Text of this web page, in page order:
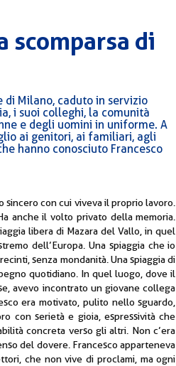
scomparsa di
di Milano, caduto in servizio
i suoi colleghi, la comunità
e degli uomini in uniforme. A
ai genitori, ai familiari, agli
hanno conosciuto Francesco
con cui viveva il proprio lavoro.
anche il volto privato della memoria.
libera di Mazara del Vallo, in quel
dell’Europa. Una spiaggia che io
senza mondanità. Una spiaggia di
quotidiano. In quel luogo, dove il
avevo incontrato un giovane collega
era motivato, pulito nello sguardo,
con serietà e gioia, espressività che
concreta verso gli altri. Non c’era
del dovere. Francesco apparteneva
che non vive di proclami, ma ogni